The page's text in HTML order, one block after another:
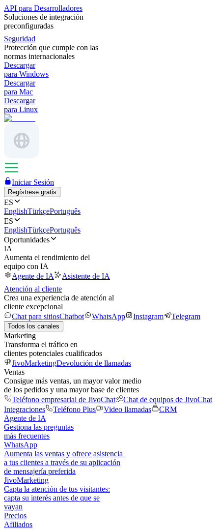
API para Desarrolladores
Soluciones de integración
preconfiguradas
Seguridad
Protección que cumple con las
normas internacionales
Descargar
para Windows
Descargar
para Mac
Descargar
para Linux
Iniciar Sesión
Regístrese gratis
ES
EnglishTürkçePortuguês
ES
EnglishTürkçePortuguês
Oportunidades
IA
Aumenta el rendimiento del
equipo con IA
Agente de IA
Asistente de IA
Atención al cliente
Crea una experiencia de atención al
cliente excepcional
Chat para sitiosChatbot WhatsApp Instagram Telegram
Todos los canales
Marketing
Transforma el tráfico en
clientes potenciales cualificados
JivoMarketingDevolución de llamadas
Ventas
Consigue más ventas, un mayor valor medio
de los pedidos y una mayor base de clientes
Teléfono empresarial de JivoChat
Chat de equipos de JivoChat
Integraciones
Teléfono Plus Video llamadas
CRM
Agente de IA
Gestiona las preguntas
más frecuentes
WhatsApp
Aumenta las ventas y ofrece asistencia
a tus clientes a través de su aplicación
de mensajería preferida
JivoMarketing
Capta la atención de tus visitantes:
capta su interés antes de que se
vayan
Precios
Afiliados